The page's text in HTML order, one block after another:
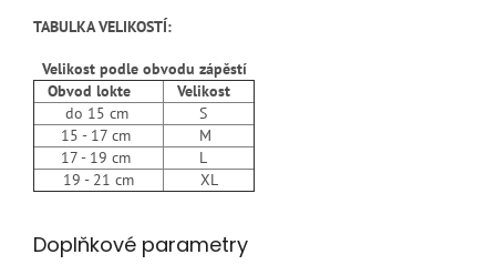
TABULKA VELIKOSTÍ:
Velikost podle obvodu zápěstí
Obvod lokte
Velikost
do 15 cm
S
15 - 17 cm
M
17 - 19 cm
L
19 - 21 cm
XL
Doplňkové parametry